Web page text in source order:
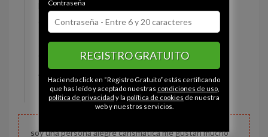
Estado civil:
Ojos: Marrón
Constitución: Normal
Altura: 164 cm
Peso: 63 kg
soy una persona alegre carismatica me gustan mucho
Contraseña
REGISTRO GRATUITO
Haciendo click en “Registro Gratuito” estás certificando
que has leído y aceptado nuestras condiciones de uso,
política de privacidad y la política de cookies de nuestra
web y nuestros servicios.